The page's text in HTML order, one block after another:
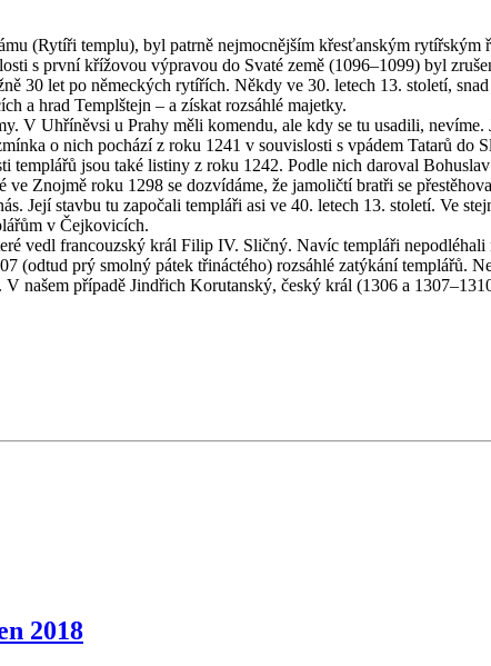
(Rytíři templu), byl patrně nejmocnějším křesťanským rytířským
s první křížovou výpravou do Svaté země (1096–1099) byl
30 let po německých rytířích. Někdy ve 30. letech 13. století,
a hrad Templštejn – a získat rozsáhlé majetky.
V Uhříněvsi u Prahy měli komendu, ale kdy se tu usadili,
o nich pochází z roku 1241 v souvislosti s vpádem Tatarů do
jsou také listiny z roku 1242. Podle nich daroval
Znojmě roku 1298 se dozvídáme, že jamoličtí bratři se
Její stavbu tu započali templáři asi ve 40. letech 13. století. Ve
v Čejkovicích.
vedl francouzský král Filip IV. Sličný. Navíc templáři
(odtud prý smolný pátek třináctého) rozsáhlé zatýkání templářů.
našem případě Jindřich Korutanský, český král (1306 a
2018